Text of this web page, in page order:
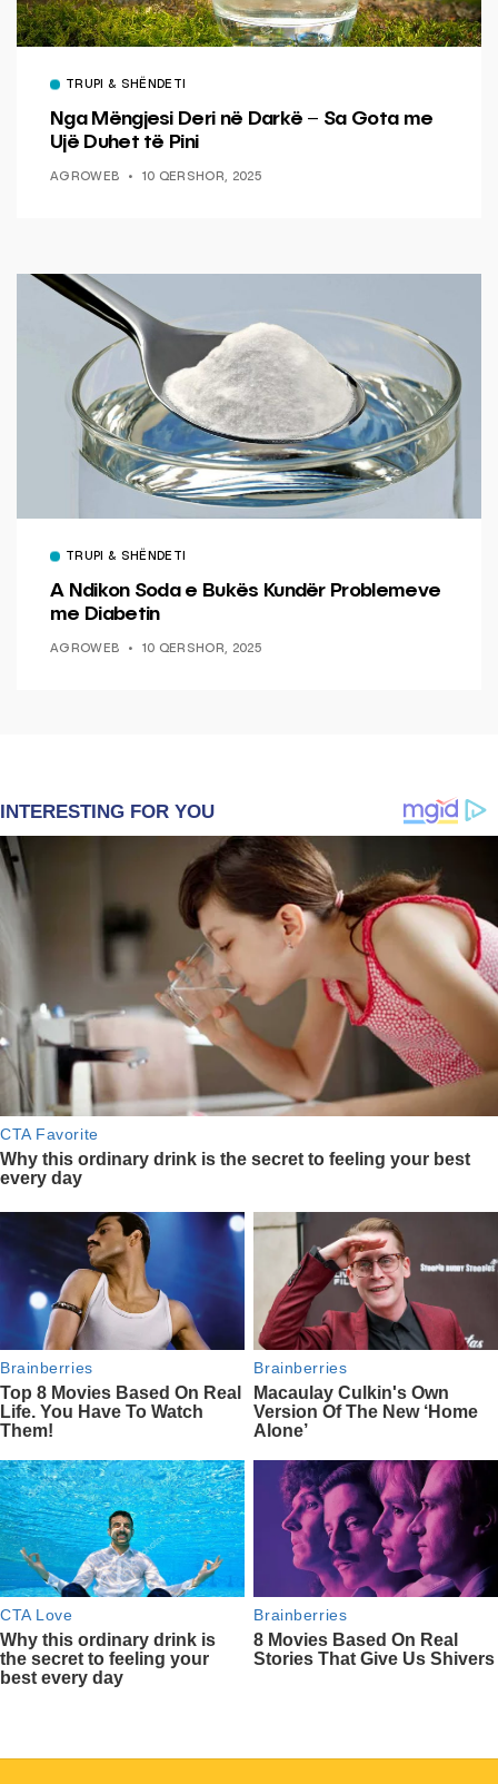
TRUPI & SHËNDETI
Nga Mëngjesi Deri në Darkë – Sa Gota me
Ujë Duhet të Pini
AGROWEB 10 QERSHOR, 2025
TRUPI & SHËNDETI
A Ndikon Soda e Bukës Kundër Problemeve
me Diabetin
AGROWEB 10 QERSHOR, 2025